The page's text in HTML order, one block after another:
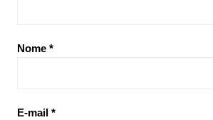
Nome *
E-mail *